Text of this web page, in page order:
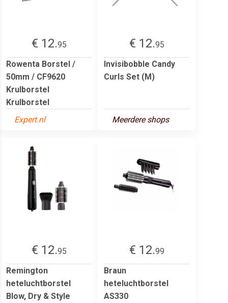
€ 12.95
Rowenta Borstel /
50mm / CF9620
Krulborstel
Krulborstel
Expert.nl
€ 12.95
Invisibobble Candy
Curls Set (M)
Meerdere shops
€ 12.95
Remington
heteluchtborstel
Blow, Dry & Style
€ 12.99
Braun
heteluchtborstel
AS330